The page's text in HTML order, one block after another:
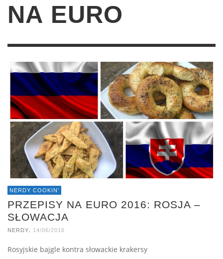
NA EURO
NERDY COOKIN'
PRZEPISY NA EURO 2016: ROSJA –
SŁOWACJA
NERDY 14/06/2016
Rosyjskie bajgle kontra słowackie krakersy